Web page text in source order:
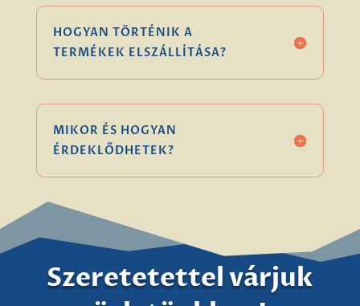
HOGYAN TÖRTÉNIK A
TERMÉKEK ELSZÁLLÍTÁSA?
MIKOR ÉS HOGYAN
ÉRDEKLŐDHETEK?
Szeretetettel várjuk